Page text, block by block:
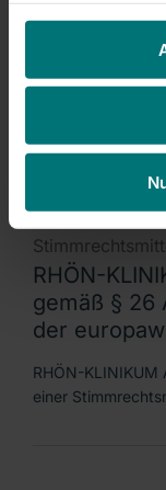
DGAP-
AG
Wilmington,
RHÖN-
gemäß § 26
der
RHÖN-
einer